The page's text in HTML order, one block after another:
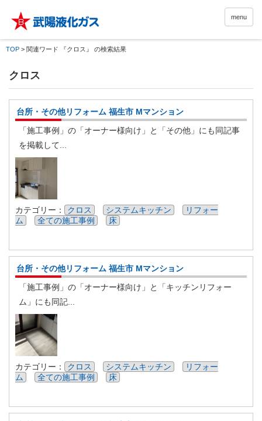
menu
TOP > 関連ワード 『クロス』 の検索結果
クロス
台所・その他リフォーム 福生市 Mマンション
「施工事例」の「オーナー様向け」と「その他」にも同記事
を掲載して...
カテゴリー： クロス システムキッチン
リフォー
ム
全ての施工事例 床
台所・その他リフォーム 福生市 Mマンション
「施工事例」の「オーナー様向け」と「キッチンリフォー
ム」にも同記...
カテゴリー： クロス システムキッチン
リフォー
ム
全ての施工事例 床